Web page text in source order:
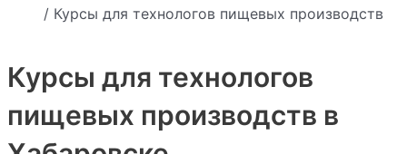
/ Курсы для технологов пищевых производств
Курсы для технологов
пищевых производств в